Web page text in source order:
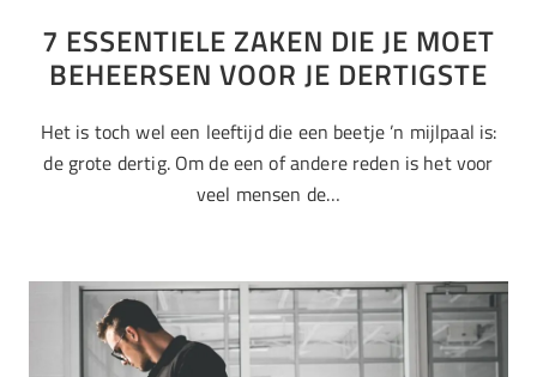
7 ESSENTIELE ZAKEN DIE JE MOET
BEHEERSEN VOOR JE DERTIGSTE
Het is toch wel een leeftijd die een beetje ’n mijlpaal is:
de grote dertig. Om de een of andere reden is het voor
veel mensen de…